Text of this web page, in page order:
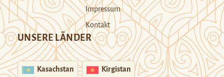
Impressum
Kontakt
UNSERE LÄNDER
Kasachstan Kirgistan